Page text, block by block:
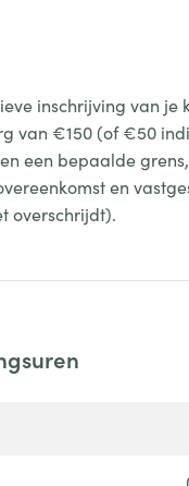
inschrijving van je
van €150 (of €50
een bepaalde
en
overschrijdt).